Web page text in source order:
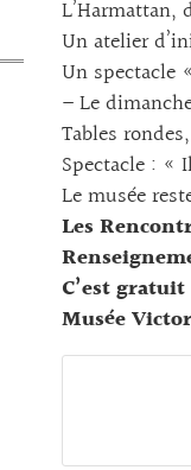
L’Harmattan,
Un atelier
Un spectacle
– Le
Tables
Spectacle : «
Le musée
Les
C’est
Musée